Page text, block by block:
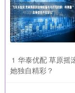
1 华泰优配 草原摇
她独自精彩？